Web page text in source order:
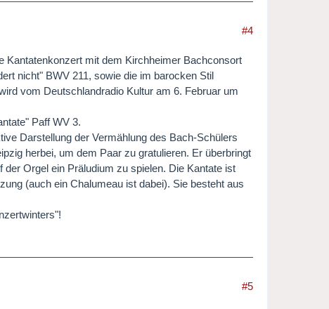
#4
Kantatenkonzert mit dem Kirchheimer Bachconsort
nicht" BWV 211, sowie die im barocken Stil
vom Deutschlandradio Kultur am 6. Februar um
Paff WV 3.
Darstellung der Vermählung des Bach-Schülers
herbei, um dem Paar zu gratulieren. Er überbringt
Orgel ein Präludium zu spielen. Die Kantate ist
(auch ein Chalumeau ist dabei). Sie besteht aus
#5